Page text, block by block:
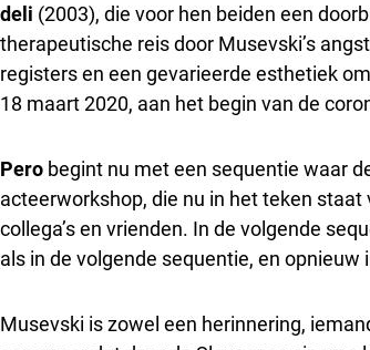
deli (2003), die voor hen beiden een
therapeutische reis door Musevski’s
registers en een gevarieerde esthetiek
18 maart 2020, aan het begin van de
Pero begint nu met een sequentie waar
acteerworkshop, die nu in het teken
collega’s en vrienden. In de volgende
als in de volgende sequentie, en
Musevski is zowel een herinnering,